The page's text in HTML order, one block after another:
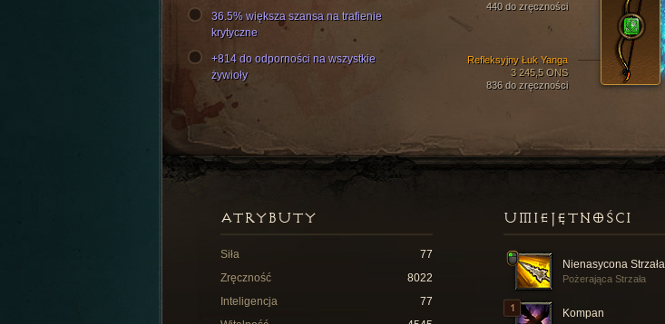
440 do zręczności
Refleksyjny Łuk Yanga
3 245,5 ONS
836 do zręczności
36.5% większa szansa na trafienie
krytyczne
+814 do odporności na wszystkie
żywioły
UMIEJĘTNOŚCI
Nienasycona Strzała
Pożerająca Strzała
Kompan
ATRYBUTY
Siła
77
Zręczność
8022
Inteligencja
77